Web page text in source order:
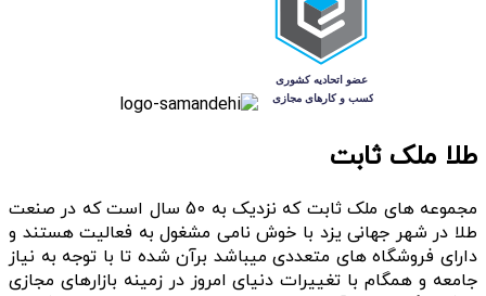
طلا ملک ثابت
مجموعه های ملک ثابت که نزدیک به 50 سال است که در صنعت
طلا در شهر جهانی یزد با خوش نامی مشغول به فعالیت هستند و
دارای فروشگاه های متعددی میباشد برآن شده تا با توجه به نیاز
جامعه و همگام با تغییرات دنیای امروز در زمینه بازارهای مجازی